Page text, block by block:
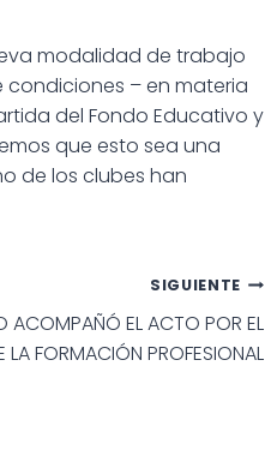
modalidad de trabajo
– en materia
del Fondo Educativo y
que esto sea una
de los clubes han
SIGUIENTE
ACOMPAÑÓ EL ACTO POR EL
LA FORMACIÓN PROFESIONAL